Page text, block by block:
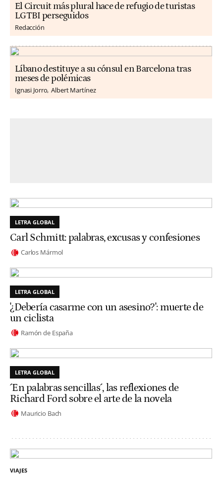
El Circuit más plural hace de refugio de turistas
LGTBI perseguidos
Redacción
Líbano destituye a su cónsul en Barcelona tras
meses de polémicas
Ignasi Jorro Albert Martínez
LETRA GLOBAL
Carl Schmitt: palabras, excusas y confesiones
Carlos Mármol
LETRA GLOBAL
'¿Debería casarme con un asesino?': muerte de
un ciclista
Ramón de España
LETRA GLOBAL
´En palabras sencillas´, las reflexiones de
Richard Ford sobre el arte de la novela
Mauricio Bach
VIAJES